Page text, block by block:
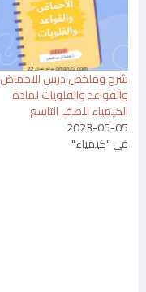
شرح وملخص درس الاحماض
والقواعد والقلويات لمادة
الكيمياء للصف التاسع
2023-05-05
في "كيمياء"